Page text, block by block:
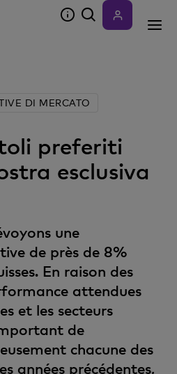
DI MERCATO
preferiti
esclusiva
une
de près de 8%
En raison des
attendues
et les secteurs
de
chacune des
années précédentes,